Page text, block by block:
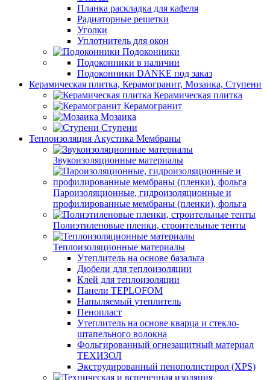
Планка раскладка для кафеля
Радиаторные решетки
Уголки
Уплотнитель для окон
Подоконники
Подоконники в наличии
Подоконники DANKE под заказ
Керамическая плитка, Керамогранит, Мозаика, Ступени
Керамическая плитка
Керамогранит
Мозаика
Ступени
Теплоизоляция Акустика Мембраны
Звукоизоляционные материалы
Пароизоляционные, гидроизоляционные и
профилированные мембраны (пленки), фольга
Полиэтиленовые пленки, строительные тенты
Теплоизоляционные материалы
Утеплитель на основе базальта
Дюбели для теплоизоляции
Клей для теплоизоляции
Панели TEPLOFOM
Напыляемый утеплитель
Пенопласт
Утеплитель на основе кварца и стекло-
штапельного волокна
Фольгированный огнезащитный материал
ТЕХИЗОЛ
Экструдированный пенополистирол (XPS)